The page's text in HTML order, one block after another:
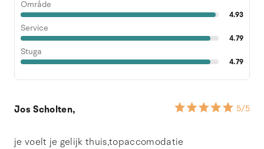
Område
4.93
Service
4.79
Stuga
4.79
Jos Scholten, 5/5
je voelt je gelijk thuis,topaccomodatie